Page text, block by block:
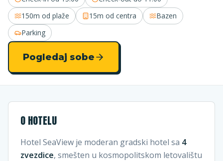
150m od plaže 15m od centra
Bazen
Parking
Pogledaj sobe
O HOTELU
Hotel SeaView je moderan gradski hotel sa 4
zvezdice, smešten u kosmopolitskom letovalištu